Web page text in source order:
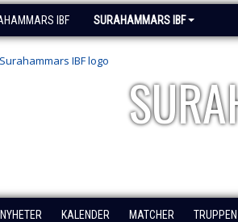
IBF SURAHAMMARS IBF
NYHETER KALENDER MATCHER TRUPPEN